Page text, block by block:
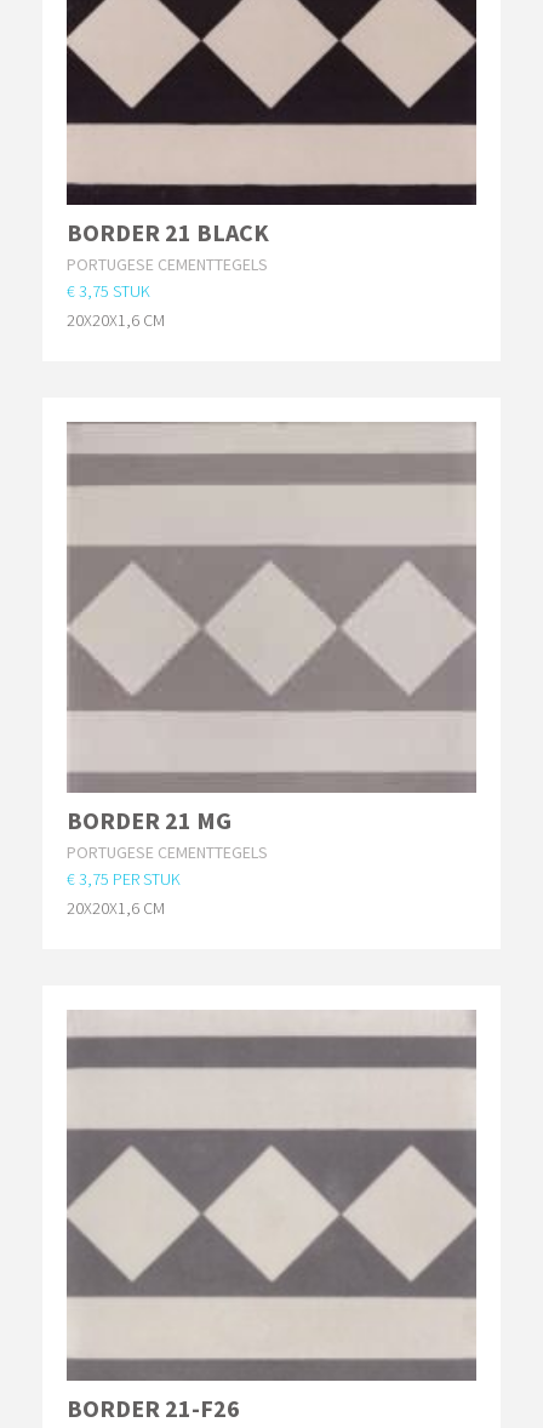
BORDER 21 BLACK
PORTUGESE CEMENTTEGELS
€ 3,75 STUK
20X20X1,6 CM
BORDER 21 MG
PORTUGESE CEMENTTEGELS
€ 3,75 PER STUK
20X20X1,6 CM
BORDER 21-F26